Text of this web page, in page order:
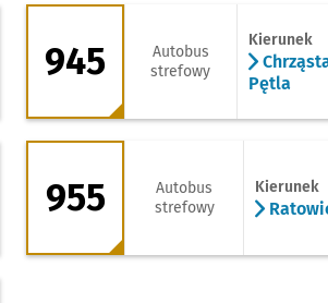
945 - kierunek
945
Autobus
strefowy
Kierunek
Pętla
955 - kierunek Ratowice
955
Autobus
strefowy
Kierunek